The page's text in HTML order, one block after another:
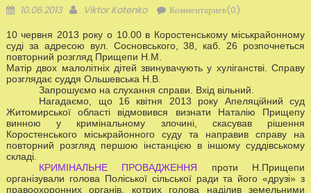
Добавлено
10.06.2013 Автор
Viktor Kotenko Комментариев(0)
10 червня 2013 року о 10.00 в Коростенському міськрайонному
суді за адресою вул. Сосновського,38 каб. 26
розпочнеться
повторний розгляд Прищепи Н.М.
Матір двох малолітніх дітей звинувачують у хуліганстві.Справу
розглядає суддя Ольшевська Н.В.
Запрошуємо на слухання справи. Вхід вільний.
Нагадаємо, що 16 квітня 2013 року Апеляційний суд
Житомирської області відмовився визнати Наталію Прищепу
винною у кримінальному злочині, скасував рішення
Коростенського міськрайонного суду та направив справу на
повторний розгляд першою інстанцією в іншому суддівському
складі.
КРИМІНАЛЬНЕ ПРОВАДЖЕННЯ
проти Н.Прищепи
організували голова Поліської сільської ради та його «друзі» з
правоохоронних органів, котрих голова наділив земельними